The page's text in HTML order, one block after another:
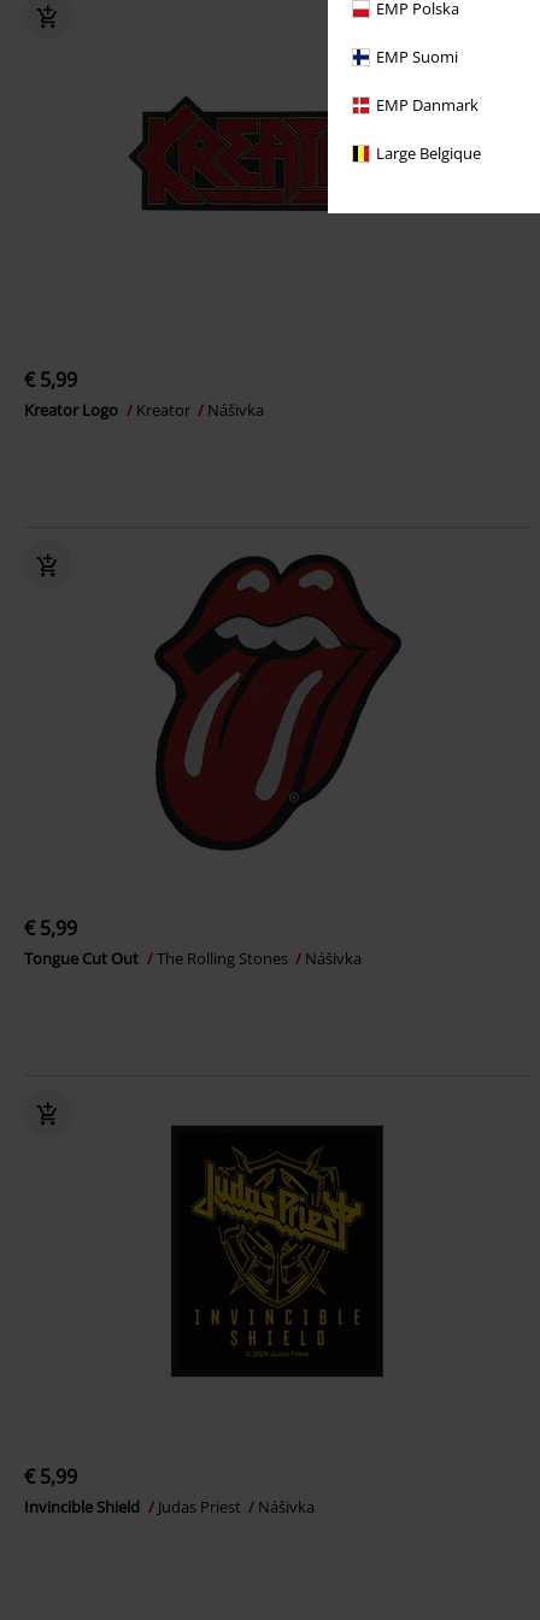
EMP Polska
EMP Suomi
EMP Danmark
Large Belgique
€ 5,99
Kreator Logo Kreator Nášivka
€ 5,99
Tongue Cut Out The Rolling Stones Nášivka
€ 5,99
Invincible Shield Judas Priest Nášivka